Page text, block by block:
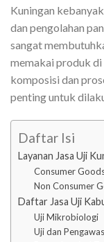
Kuningan
dan pengolahan
sangat
memakai produk di
komposisi dan
penting untuk
Daftar Isi
Layanan Jasa Uji
Consumer
Non Consumer
Daftar Jasa Uji
Uji Mikrobiologi
Uji dan